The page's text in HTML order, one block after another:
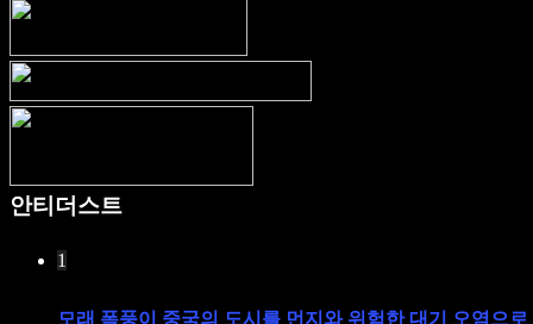
안티더스트
1
모래 폭풍이 중국의 도시를 먼지와 위험한 대기 오염으